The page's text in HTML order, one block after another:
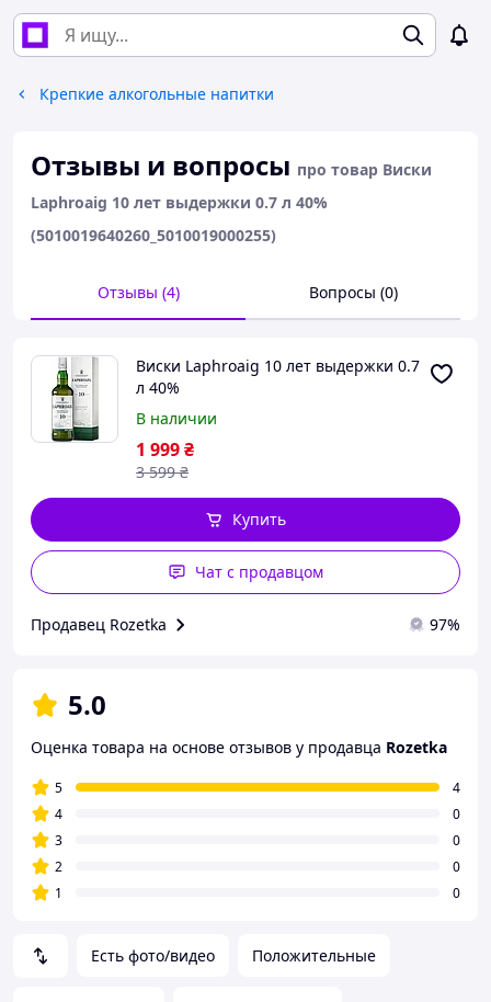
Крепкие алкогольные напитки
Отзывы и вопросы про товар Виски
Laphroaig 10 лет выдержки 0.7 л 40%
(5010019640260_5010019000255)
Отзывы (4) Вопросы (0)
Есть фото/видео Положительные
Виски Laphroaig 10 лет выдержки 0.7
л 40%
(5010019640260_5010019000255)
В наличии
1 999₴
3 599 ₴
Купить
Чат с продавцом
Продавец Rozetka 97%
5.0
Оценка товара на основе отзывов у продавца Rozetka
5
4
4
0
3
0
2
0
1
0